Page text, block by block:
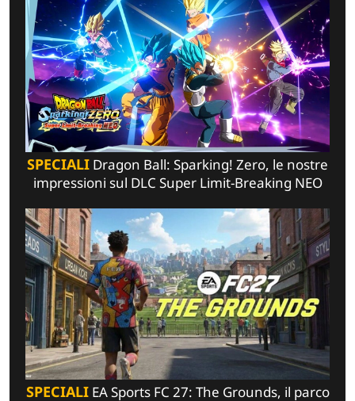
SPECIALI Dragon Ball: Sparking! Zero, le nostre
impressioni sul DLC Super Limit-Breaking NEO
SPECIALIEA Sports FC 27: The Grounds, il parco